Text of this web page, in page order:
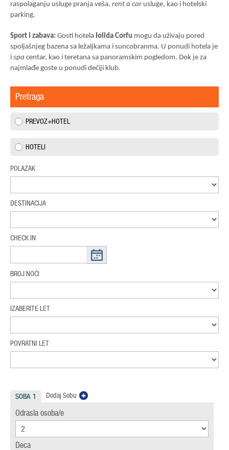
raspolaganju usluge pranja veša, rent a carusluge, kao i hotelski
parking.
Sport i zabava: Gosti hotela Iolida Corfu mogu da uživaju pored
spoljašnjeg bazena sa ležaljkama i suncobranma. U ponudi hotela je
i spa centar, kao i teretana sa panoramskim pogledom. Dok je za
najmlađe goste u ponudi dečiji klub.
Pretraga
PREVOZ+HOTEL
HOTELI
POLAZAK
DESTINACIJA
CHECK IN
BROJ NOĆI
IZABERITE LET
POVRATNI LET
SOBA 1 Dodaj Sobu
Odrasla osoba/e
Deca